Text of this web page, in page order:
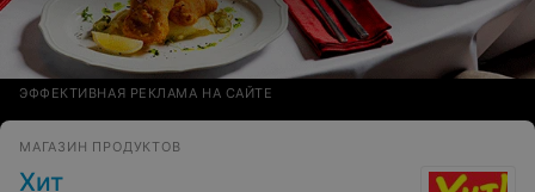
ЭФФЕКТИВНАЯ РЕКЛАМА НА САЙТЕ
МАГАЗИН ПРОДУКТОВ
Хит